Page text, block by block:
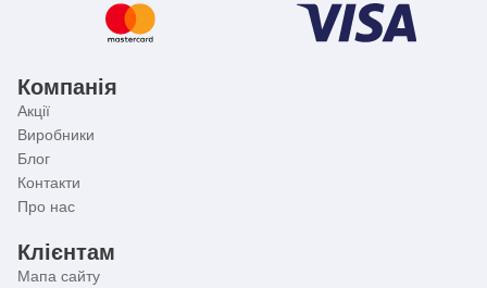
Компанія
Акції
Виробники
Блог
Контакти
Про нас
Клієнтам
Мапа сайту